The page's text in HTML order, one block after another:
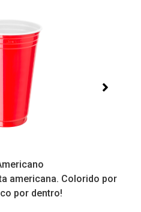
americana. Colorido por
por dentro!